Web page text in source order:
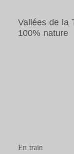
Vallées de la
100% nature
En train